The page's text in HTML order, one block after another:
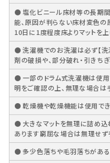
● 塩化ビニール床材等の長期
能、原因が判らない床材変色の
10日に1度程度床よりマットを上
● 洗濯機でのお洗濯は必ず【洗
剤の破損や、部分破れ・引きち
● 一部のドラム式洗濯機は使用
明をご確認の上、無理な場合は
● 乾燥機や乾燥機能は使用でき
● 大きなマットを無理に詰め込
あります窮屈な場合は無理せず
● 多少色落ちや毛羽落ちがあ